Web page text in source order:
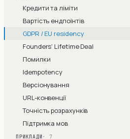
Кредити та ліміти
Вартість ендпоінтів
GDPR / EU residency
Founders' Lifetime Deal
Помилки
Idempotency
Версіонування
URL-конвенції
Точність розрахунків
Підтримка мов
ПРИКЛАДИ · 7